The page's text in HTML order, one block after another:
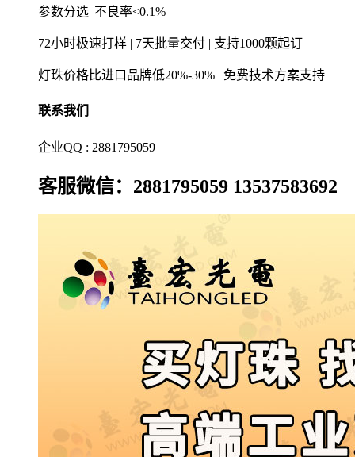
参数分选| 不良率<0.1%
72小时极速打样 | 7天批量交付 | 支持1000颗起订
灯珠价格比进口品牌低20%-30% | 免费技术方案支持
联系我们
企业QQ : 2881795059
客服微信：2881795059 13537583692